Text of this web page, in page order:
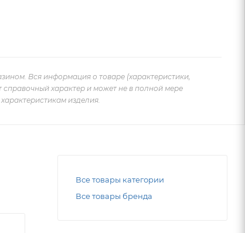
Вся информация о товаре (характеристики,
характер и может не в полной мере
изделия.
Все товары категории
Все товары бренда